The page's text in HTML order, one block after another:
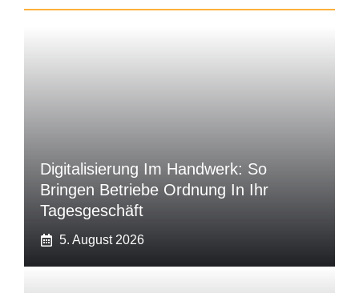
Digitalisierung Im Handwerk: So
Bringen Betriebe Ordnung In Ihr
Tagesgeschäft
5. August 2026